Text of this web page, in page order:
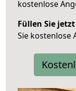
kostenlose
Füllen Sie
Sie kostenlose